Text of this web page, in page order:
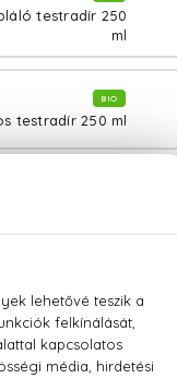
testradír 250
ml
BIO
testradír 250 ml
krémes
testradír 250 ml
BIO